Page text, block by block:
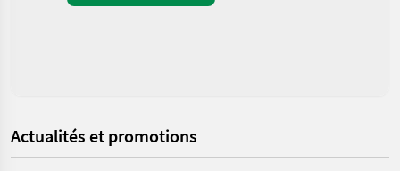
Actualités et promotions